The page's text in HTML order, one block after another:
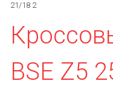
21/18 2
BSE Z5